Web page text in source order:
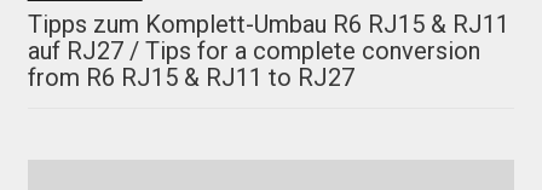
News
Tipps zum Komplett-Umbau R6 RJ15 & RJ11
auf RJ27 / Tips for a complete conversion
from R6 RJ15 & RJ11 to RJ27